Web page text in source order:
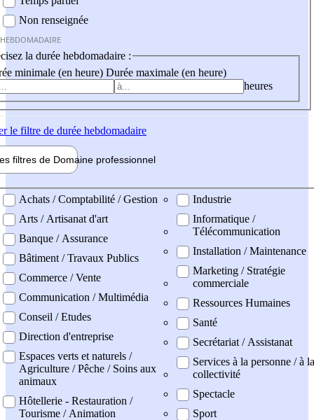
Non renseignée
la durée hebdomadaire :
minimale (en heure) Durée maximale (en heure)
heures
le filtre de durée hebdomadaire
filtres de Domaine professionnel
professionel
Achats / Comptabilité / Gestion
Arts / Artisanat d'art
Banque / Assurance
Bâtiment / Travaux Publics
Commerce / Vente
Communication / Multimédia
Conseil / Etudes
Direction d'entreprise
Espaces verts et naturels /
Agriculture / Pêche / Soins aux
animaux
Hôtellerie - Restauration /
Tourisme / Animation
Industrie
Informatique /
Télécommunication
Installation / Maintenance
Marketing / Stratégie
commerciale
Ressources Humaines
Santé
Secrétariat / Assistanat
Services à la personne / à la
collectivité
Spectacle
Sport